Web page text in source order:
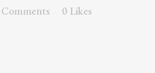
Comments 0 Likes